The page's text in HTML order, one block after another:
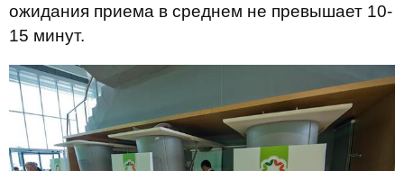
ожидания приема в среднем не превышает 10-
15 минут.